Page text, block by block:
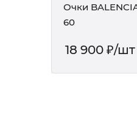
Очки
60
18 900 ₽/шт